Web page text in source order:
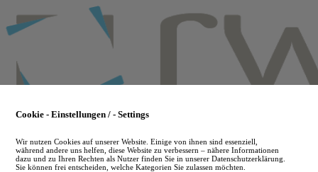
to
main
Cookie - Einstellungen / - Settings
Wir nutzen Cookies auf unserer Website. Einige von ihnen sind essenziell,
während andere uns helfen, diese Website zu verbessern – nähere Informationen
dazu und zu Ihren Rechten als Nutzer finden Sie in unserer Datenschutzerklärung.
Sie können frei entscheiden, welche Kategorien Sie zulassen möchten.